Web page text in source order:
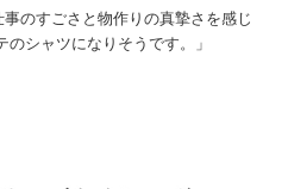
のすごさと物作りの真摯さを感じ
シャツになりそうです。」